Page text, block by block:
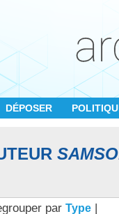
DÉPOSER
par Type |